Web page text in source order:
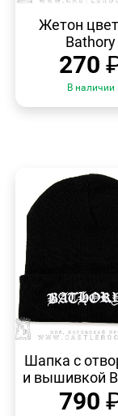
Жетон
Bathory
270
В наличии
Шапка с
и вышивкой
790